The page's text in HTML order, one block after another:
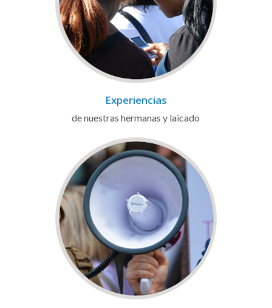
Experiencias
de nuestras hermanas y laicado